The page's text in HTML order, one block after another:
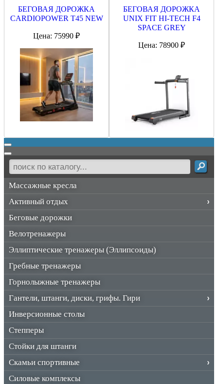
БЕГОВАЯ ДОРОЖКА
CARDIOPOWER T45 NEW
Цена: 75990 ₽
БЕГОВАЯ ДОРОЖКА
UNIX FIT HI-TECH F4
SPACE GREY
Цена: 78900 ₽
Массажные кресла
Активный отдых
Беговые дорожки
Велотренажеры
Эллиптические тренажеры (Эллипсоиды)
Гребные тренажеры
Горнолыжные тренажеры
Гантели, штанги, диски, грифы. Гири
Инверсионные столы
Степперы
Стойки для штанги
Скамьи спортивные
Силовые комплексы